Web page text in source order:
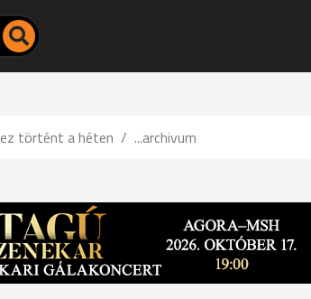
történt a héten ...archivum